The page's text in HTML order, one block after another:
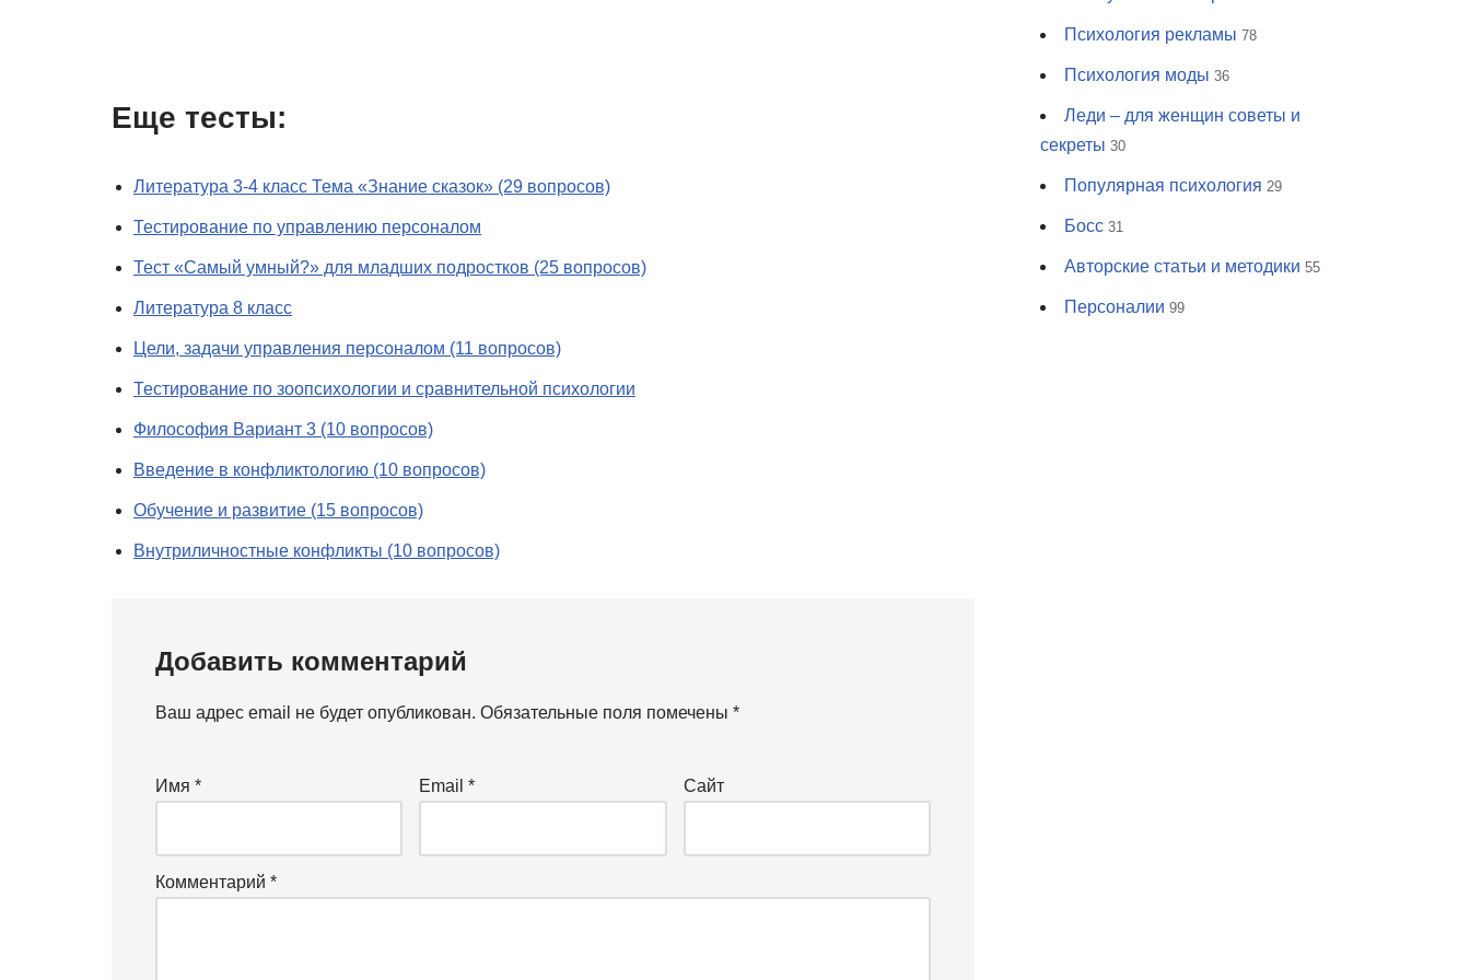
Еще тесты:
Литература 3-4 класс Тема «Знание сказок» (29 вопросов)
Тестирование по управлению персоналом
Тест «Самый умный?» для младших подростков (25 вопросов)
Литература 8 класс
Цели, задачи управления персоналом (11 вопросов)
Тестирование по зоопсихологии и сравнительной психологии
Философия Вариант 3 (10 вопросов)
Введение в конфликтологию (10 вопросов)
Обучение и развитие (15 вопросов)
Внутриличностные конфликты (10 вопросов)
Добавить комментарий
Ваш адрес email не будет опубликован. Обязательные поля помечены *
Имя * Email* Сайт
Комментарий *
Психология рекламы 78
Психология моды 36
Леди – для женщин советы и
секреты 30
Популярная психология 29
Босс 31
Авторские статьи и методики 55
Персоналии 99